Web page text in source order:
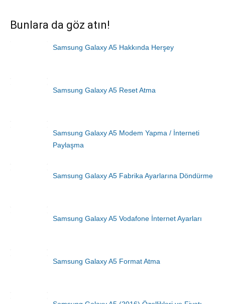
Bunlara da göz atın!
Samsung Galaxy A5 Hakkında Herşey
Samsung Galaxy A5 Reset Atma
Samsung Galaxy A5 Modem Yapma / İnterneti
Paylaşma
Samsung Galaxy A5 Fabrika Ayarlarına Döndürme
Samsung Galaxy A5 Vodafone İnternet Ayarları
Samsung Galaxy A5 Format Atma